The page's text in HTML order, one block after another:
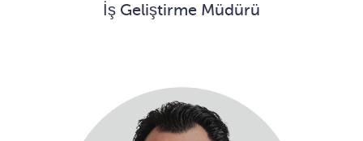
İş Geliştirme Müdürü